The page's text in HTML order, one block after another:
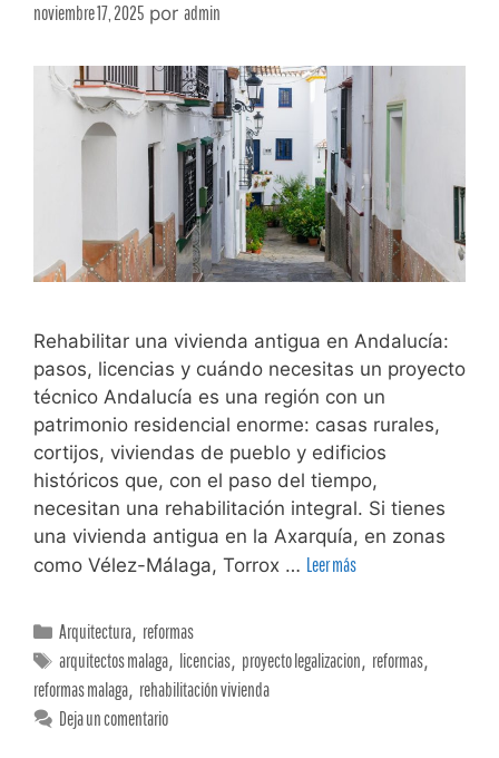
noviembre 17, 2025 por admin
Rehabilitar una vivienda antigua en Andalucía:
pasos, licencias y cuándo necesitas un proyecto
técnico Andalucía es una región con un
patrimonio residencial enorme: casas rurales,
cortijos, viviendas de pueblo y edificios
históricos que, con el paso del tiempo,
necesitan una rehabilitación integral. Si tienes
una vivienda antigua en la Axarquía, en zonas
como Vélez-Málaga, Torrox … Leer más
Arquitectura, reformas
arquitectos malaga, licencias, proyecto legalizacion, reformas,
reformas malaga, rehabilitación vivienda
Deja un comentario